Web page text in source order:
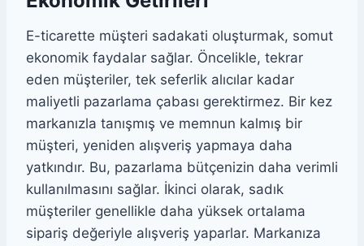
E-ticarette müşteri sadakati oluşturmak, somut
ekonomik faydalar sağlar. Öncelikle, tekrar
eden müşteriler, tek seferlik alıcılar kadar
maliyetli pazarlama çabası gerektirmez. Bir kez
markanızla tanışmış ve memnun kalmış bir
müşteri, yeniden alışveriş yapmaya daha
yatkındır. Bu, pazarlama bütçenizin daha verimli
kullanılmasını sağlar. İkinci olarak, sadık
müşteriler genellikle daha yüksek ortalama
sipariş değeriyle alışveriş yaparlar. Markanıza